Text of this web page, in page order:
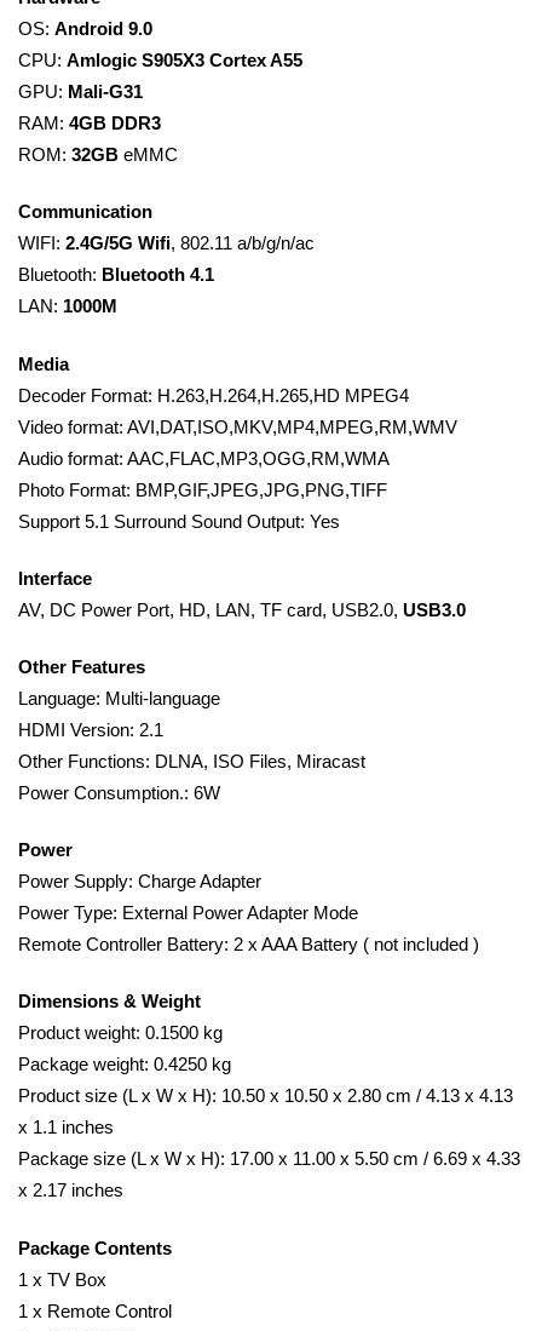
OS: Android 9.0
CPU: Amlogic S905X3 Cortex A55
GPU: Mali-G31
RAM: 4GB DDR3
ROM: 32GB eMMC
Communication
WIFI: 2.4G/5G Wifi, 802.11 a/b/g/n/ac
Bluetooth: Bluetooth 4.1
LAN: 1000M
Media
Decoder Format: H.263,H.264,H.265,HD MPEG4
Video format: AVI,DAT,ISO,MKV,MP4,MPEG,RM,WMV
Audio format: AAC,FLAC,MP3,OGG,RM,WMA
Photo Format: BMP,GIF,JPEG,JPG,PNG,TIFF
Support 5.1 Surround Sound Output: Yes
Interface
AV, DC Power Port, HD, LAN, TF card, USB2.0, USB3.0
Other Features
Language: Multi-language
HDMI Version: 2.1
Other Functions: DLNA, ISO Files, Miracast
Power Consumption.: 6W
Power
Power Supply: Charge Adapter
Power Type: External Power Adapter Mode
Remote Controller Battery: 2 x AAA Battery ( not included )
Dimensions & Weight
Product weight: 0.1500 kg
Package weight: 0.4250 kg
Product size (L x W x H): 10.50 x 10.50 x 2.80 cm / 4.13 x 4.13
x 1.1 inches
Package size (L x W x H): 17.00 x 11.00 x 5.50 cm / 6.69 x 4.33
x 2.17 inches
Package Contents
1 x TV Box
1 x Remote Control